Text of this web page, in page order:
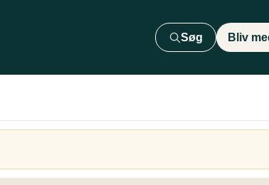
Søg Bliv